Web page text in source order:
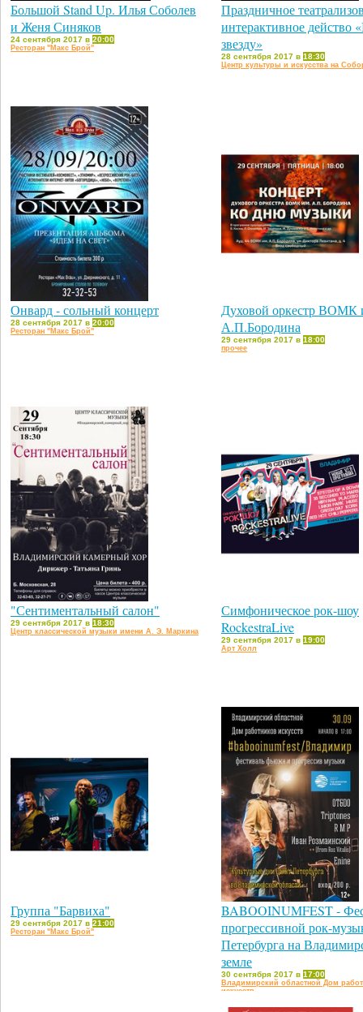
Большой Stand Up. Илья Соболев
и Женя Синяков
24 сентября 2017 в 20:00
Ресторан "Макс Брой"
Праздничное
интерактивное действо
звезду»
28 сентября 2017 в 18:30
Центр культуры и искусства на
Онвард - сольный концерт
28 сентября 2017 в 20:00
Ресторан "Макс Брой"
Духовой оркестр ВОМК
А.П.Бородина
29 сентября 2017 в 18:00
прочее
"Сентиментальный салон"
29 сентября 2017 в 18:30
Центр классической музыки имени А. Э. Маркина
Симфоническое рок-шоу
RockestraLive
29 сентября 2017 в 19:00
Арт Холл
Группа "Барвиха"
29 сентября 2017 в 21:00
Ресторан "Макс Брой"
BABOOINUMFEST -
прогрессивной рок-
Петербурга на
земле
30 сентября 2017 в 17:00
Владимирский областной Дом
искусств